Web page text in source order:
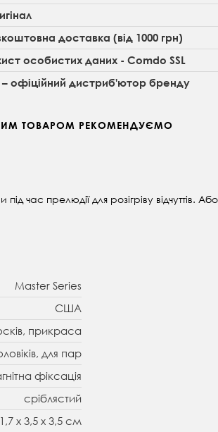
доставка (від 1000 грн)
особистих даних - Comdo SSL
офіційний дистриб'ютор бренду
ТОВАРОМ РЕКОМЕНДУЄМО
під час прелюдії для розігріву
Master Series
США
прикраса
для пар
фіксація
сріблястий
1,7 x 3,5 x 3,5 см